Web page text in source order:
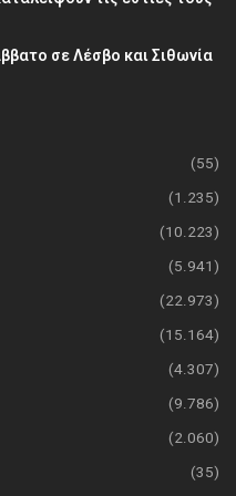
σε Λέσβο και Σιθωνία
(55)
(1.235)
(10.223)
(5.941)
(22.973)
(15.164)
(4.307)
(9.786)
(2.060)
(35)